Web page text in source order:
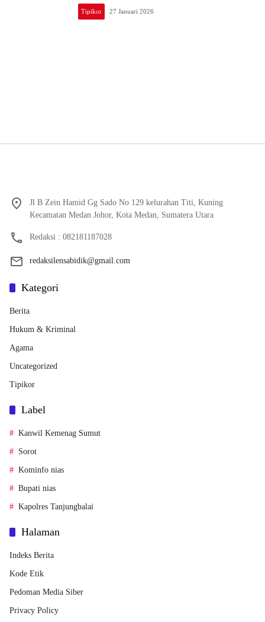
Perkara Tipikor
Tipikor 27 Januari 2026
Jl B Zein Hamid Gg Sado No 129 kelurahan Titi, Kuning
Kecamatan Medan Johor, Kota Medan, Sumatera Utara
Redaksi : 082181187028
redaksilensabidik@gmail.com
Kategori
Berita
Hukum & Kriminal
Agama
Uncategorized
Tipikor
Label
Kanwil Kemenag Sumut
Sorot
Kominfo nias
Bupati nias
Kapolres Tanjungbalai
Halaman
Indeks Berita
Kode Etik
Pedoman Media Siber
Privacy Policy